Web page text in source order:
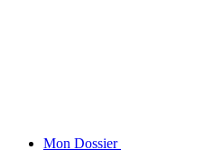
Mon Dossier